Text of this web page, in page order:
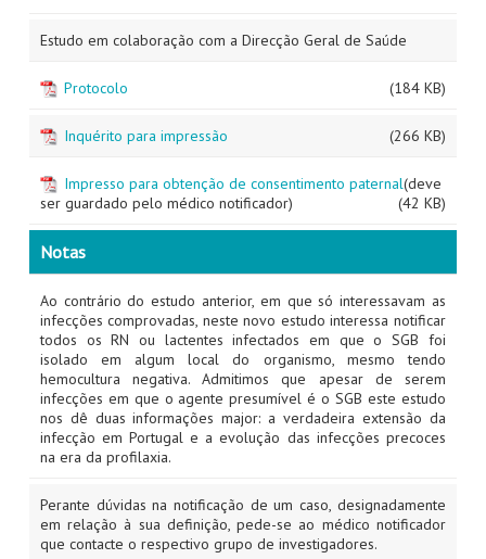
Estudo em colaboração com a Direcção Geral de Saúde
Protocolo (184 KB)
Inquérito para impressão (266 KB)
Impresso para obtenção de consentimento paternal(deve
ser guardado pelo médico notificador)
(42 KB)
Notas
Ao contrário do estudo anterior, em que só interessavam as
infecções comprovadas, neste novo estudo interessa notificar
todos os RN ou lactentes infectados em que o SGB foi
isolado em algum local do organismo, mesmo tendo
hemocultura negativa. Admitimos que apesar de serem
infecções em que o agente presumível é o SGB este estudo
nos dê duas informações major: a verdadeira extensão da
infecção em Portugal e a evolução das infecções precoces
na era da profilaxia.
Perante dúvidas na notificação de um caso, designadamente
em relação à sua definição, pede-se ao médico notificador
que contacte o respectivo grupo de investigadores.